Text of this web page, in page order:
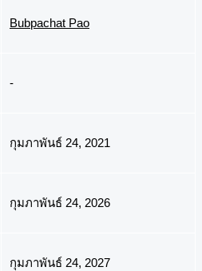
Bubpachat Pao
-
กุมภาพันธ์ 24, 2021
กุมภาพันธ์ 24, 2026
กุมภาพันธ์ 24, 2027